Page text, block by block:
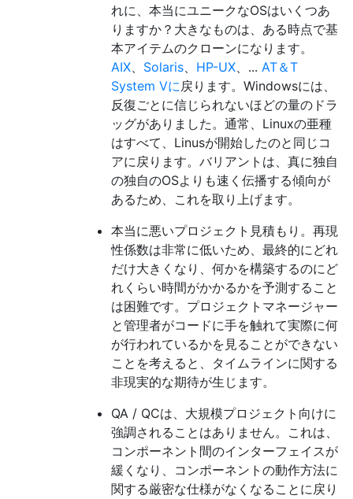
れに、本当にユニークなOSはいくつあ
りますか？大きなものは、ある時点で基
本アイテムのクローンになります。
AIX、 Solaris、 HP-UX、... AT＆T
System Vに戻ります。Windowsには、
反復ごとに信じられないほどの量のドラ
ッグがありました。通常、Linuxの亜種
はすべて、Linusが開始したのと同じコ
アに戻ります。バリアントは、真に独自
の独自のOSよりも速く伝播する傾向が
あるため、これを取り上げます。
本当に悪いプロジェクト見積もり。再現
性係数は非常に低いため、最終的にどれ
だけ大きくなり、何かを構築するのにど
れくらい時間がかかるかを予測すること
は困難です。プロジェクトマネージャー
と管理者がコードに手を触れて実際に何
が行われているかを見ることができない
ことを考えると、タイムラインに関する
非現実的な期待が生じます。
QA / QCは、大規模プロジェクト向けに
強調されることはありません。これは、
コンポーネント間のインターフェイスが
緩くなり、コンポーネントの動作方法に
関する厳密な仕様がなくなることに戻り